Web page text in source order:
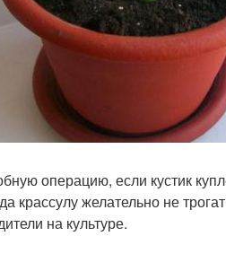
операцию, если кустик
крассулу желательно не
на культуре.